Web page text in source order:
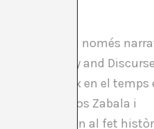
en principi només
a «Story and
succeeix en el temps
Maneros Zabala i
que segueixen al fet